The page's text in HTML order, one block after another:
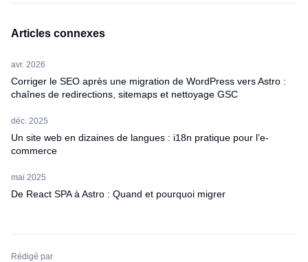
Articles connexes
avr. 2026
Corriger le SEO après une migration de WordPress vers Astro :
chaînes de redirections, sitemaps et nettoyage GSC
déc. 2025
Un site web en dizaines de langues : i18n pratique pour l’e-
commerce
mai 2025
De React SPA à Astro : Quand et pourquoi migrer
Rédigé par